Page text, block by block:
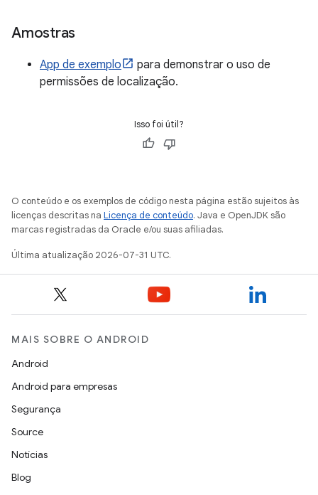
Amostras
App de exemplo
para demonstrar o uso de
permissões de localização.
Isso foi útil?
O conteúdo e os exemplos de código nesta página estão sujeitos às
licenças descritas na Licença de conteúdo. Java e OpenJDK são
marcas registradas da Oracle e/ou suas afiliadas.
Última atualização 2026-07-31 UTC.
MAIS SOBRE O ANDROID
Android
Android para empresas
Segurança
Source
Notícias
Blog